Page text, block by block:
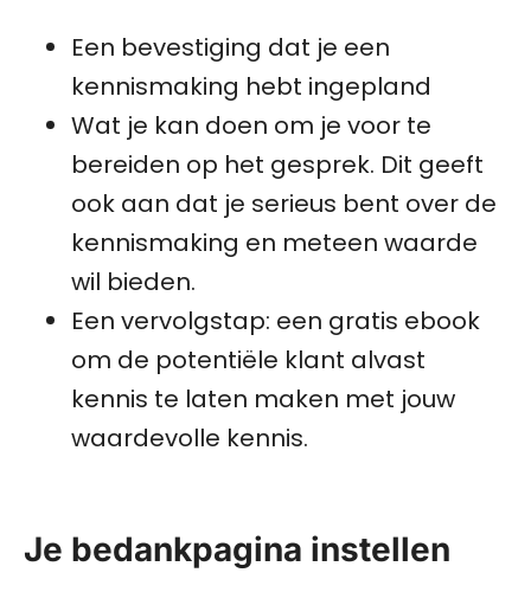
Een bevestiging dat je een
kennismaking hebt ingepland
Wat je kan doen om je voor te
bereiden op het gesprek. Dit geeft
ook aan dat je serieus bent over de
kennismaking en meteen waarde
wil bieden.
Een vervolgstap: een gratis ebook
om de potentiële klant alvast
kennis te laten maken met jouw
waardevolle kennis.
Je bedankpagina instellen